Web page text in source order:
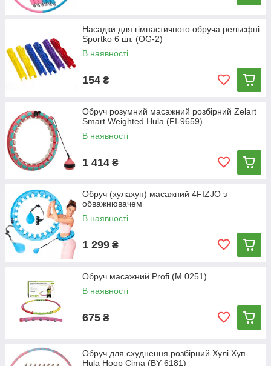
Насадки для гімнастичного обруча рельєфні
Sportko 6 шт. (OG-2)
В наявності
154 ₴
Обруч розумний масажний розбірний Zelart
Smart Weighted Hulа (FI-9659)
В наявності
1 414 ₴
Обруч (хулахуп) масажний 4FIZJO з
обважнювачем
В наявності
1 299 ₴
Обруч масажний Profi (M 0251)
В наявності
675 ₴
Обруч для схуднення розбірний Хулі Хуп
Hula Hoop Cima (BY-6181)